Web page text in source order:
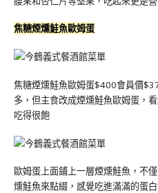
焦糖煙燻鮭魚歐姆蛋
焦糖煙燻鮭魚歐姆蛋$400會員價
多，但主食改成煙燻鮭魚歐姆蛋，
吃得很飽
歐姆蛋上面鋪上一層煙燻鮭魚，不
燻鮭魚來點綴，感覺吃進滿滿的蛋